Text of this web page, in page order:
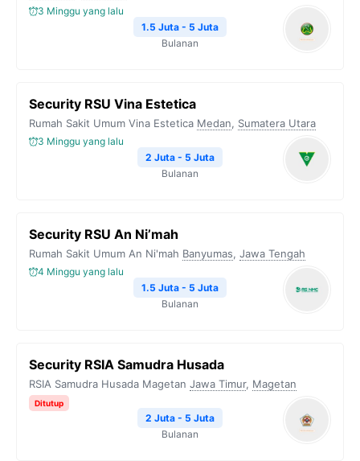
3 Minggu yang lalu
1.5 Juta - 5 Juta
Bulanan
Security RSU Vina Estetica
Rumah Sakit Umum Vina Estetica Medan, Sumatera Utara
3 Minggu yang lalu
2 Juta - 5 Juta
Bulanan
Security RSU An Ni’mah
Rumah Sakit Umum An Ni'mah Banyumas, Jawa Tengah
4 Minggu yang lalu
1.5 Juta - 5 Juta
Bulanan
Security RSIA Samudra Husada
RSIA Samudra Husada Magetan Jawa Timur, Magetan
Ditutup
2 Juta - 5 Juta
Bulanan